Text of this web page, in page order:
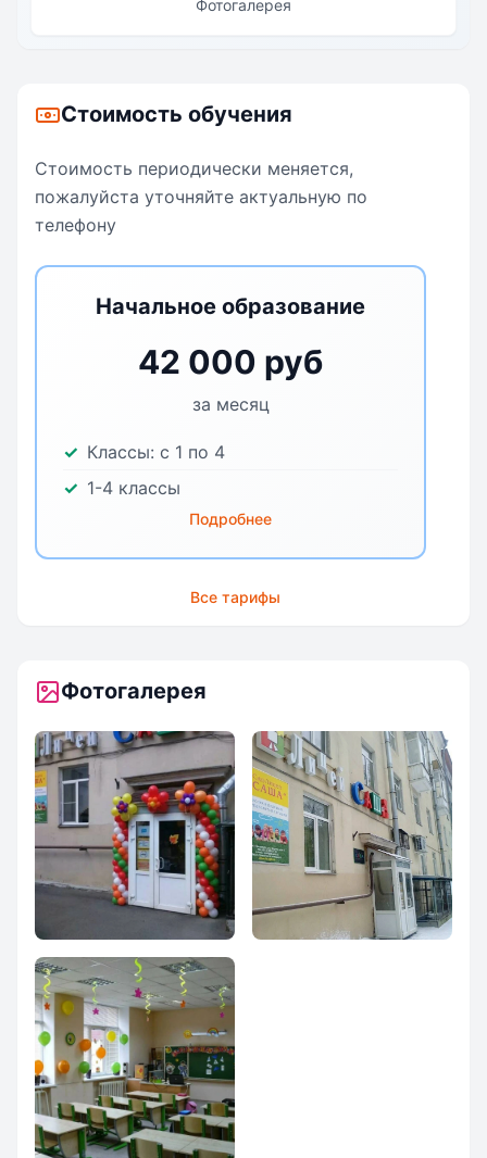
Фотогалерея
Стоимость обучения
Стоимость периодически меняется,
пожалуйста уточняйте актуальную по
телефону
Начальное образование
42 000 руб
за месяц
Классы: с 1 по 4
1-4 классы
Подробнее
Все тарифы
Фотогалерея
Лицей `Саша`